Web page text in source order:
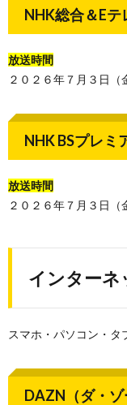
NHK総合＆Eテ
放送時間
２０２６年７月３日（
NHK BSプレミ
放送時間
２０２６年７月３日（
インターネ
スマホ・パソコン・タ
DAZN（ダ・ゾ